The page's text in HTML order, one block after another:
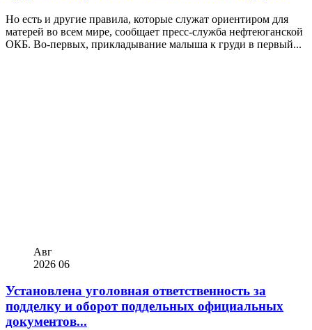
Но есть и другие правила, которые служат ориентиром для
матерей во всем мире, сообщает пресс-служба нефтеюганской
ОКБ. Во-первых, прикладывание малыша к груди в первый...
Авг
2026 06
Установлена уголовная ответственность за
подделку и оборот поддельных официальных
документов...